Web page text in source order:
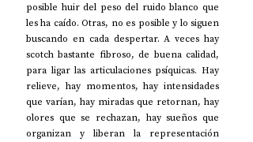
posible huir del peso del ruido blanco que
les ha caído. Otras, no es posible y lo siguen
buscando en cada despertar. A veces hay
scotch bastante fibroso, de buena calidad,
para ligar las articulaciones psíquicas. Hay
relieve, hay momentos, hay intensidades
que varían, hay miradas que retornan, hay
olores que se rechazan, hay sueños que
organizan y liberan la representación